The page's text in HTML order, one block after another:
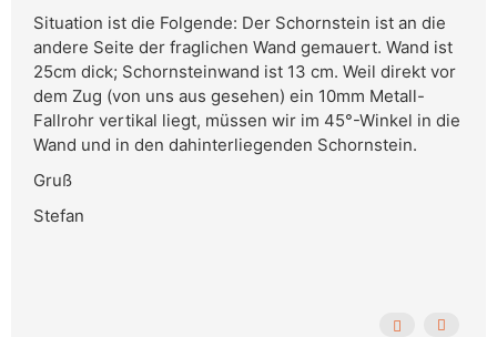
Situation ist die Folgende: Der Schornstein ist an die
andere Seite der fraglichen Wand gemauert. Wand ist
25cm dick; Schornsteinwand ist 13 cm. Weil direkt vor
dem Zug (von uns aus gesehen) ein 10mm Metall-
Fallrohr vertikal liegt, müssen wir im 45°-Winkel in die
Wand und in den dahinterliegenden Schornstein.
Gruß
Stefan